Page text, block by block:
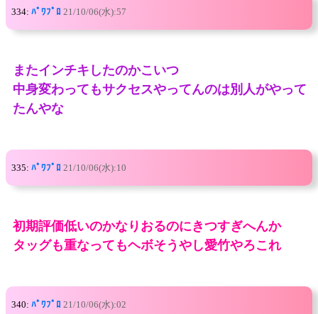
334: ﾊﾟﾜﾌﾟﾛ 21/10/06(水):57
またインチキしたのかこいつ
中身変わってもサクセスやってんのは別人がやって
たんやな
335: ﾊﾟﾜﾌﾟﾛ 21/10/06(水):10
初期評価低いのかなりおるのにきつすぎへんか
タッグも重なってもヘボそうやし愛竹やろこれ
340: ﾊﾟﾜﾌﾟﾛ 21/10/06(水):02